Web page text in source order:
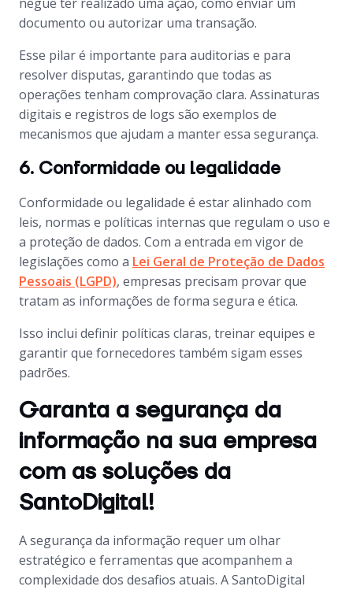
documento ou autorizar uma transação.
Esse pilar é importante para auditorias e para
resolver disputas, garantindo que todas as
operações tenham comprovação clara. Assinaturas
digitais e registros de logs são exemplos de
mecanismos que ajudam a manter essa segurança.
6. Conformidade ou legalidade
Conformidade ou legalidade é estar alinhado com
leis, normas e políticas internas que regulam o uso e
a proteção de dados. Com a entrada em vigor de
legislações como a Lei Geral de Proteção de Dados
Pessoais (LGPD), empresas precisam provar que
tratam as informações de forma segura e ética.
Isso inclui definir políticas claras, treinar equipes e
garantir que fornecedores também sigam esses
padrões.
Garanta a segurança da
informação na sua empresa
com as soluções da
SantoDigital!
A segurança da informação requer um olhar
estratégico e ferramentas que acompanhem a
complexidade dos desafios atuais. A SantoDigital